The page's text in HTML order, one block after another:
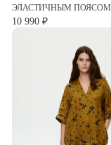
ЭЛАСТИЧНЫМ ПОЯСОМ
10 990 ₽